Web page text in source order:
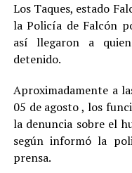
Los Taques, estado
la Policía de Falcón
así llegaron a
detenido.
Aproximadamente a
05 de agosto , los
la denuncia sobre el
según informó la
prensa.